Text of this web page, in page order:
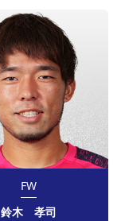
FW
鈴木 孝司